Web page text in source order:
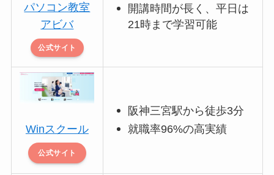
パソコン教室
アビバ
公式サイト
開講時間が長く、平日は
21時まで学習可能
Winスクール
公式サイト
阪神三宮駅から徒歩3分
就職率96%の高実績